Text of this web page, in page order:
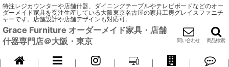
特注レジカウンターや店舗什器、ダイニングテーブルやテレビボードなどのオー
ダーメイド家具を受注生産している大阪東京名古屋の家具工房グレイスファニチ
ャーです。店舗設計や店舗デザインも対応可。
Grace Furniture オーダーメイド家具・店舗
什器専門店＠大阪・東京
問い合わせ 商品検索